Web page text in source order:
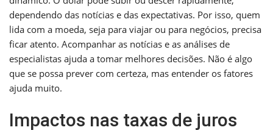
dependendo das notícias e das expectativas. Por isso, quem
lida com a moeda, seja para viajar ou para negócios, precisa
ficar atento. Acompanhar as notícias e as análises de
especialistas ajuda a tomar melhores decisões. Não é algo
que se possa prever com certeza, mas entender os fatores
ajuda muito.
Impactos nas taxas de juros